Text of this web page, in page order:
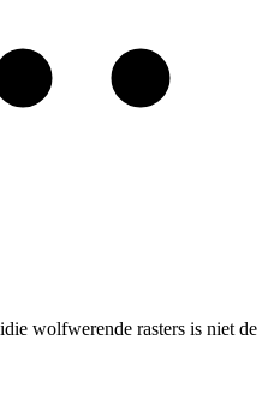
wolfwerende rasters is niet de